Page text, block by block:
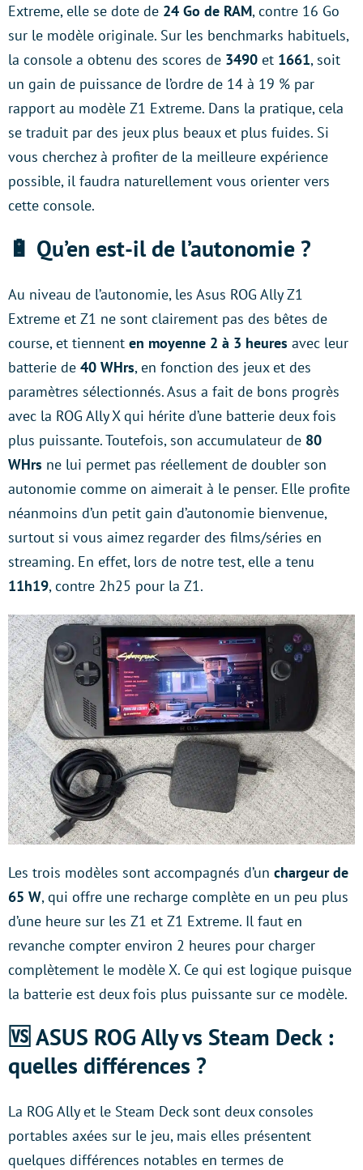
Extreme, elle se dote de 24 Go de RAM, contre 16 Go
sur le modèle originale. Sur les benchmarks habituels,
la console a obtenu des scores de 3490 et 1661, soit
un gain de puissance de l’ordre de 14 à 19 % par
rapport au modèle Z1 Extreme. Dans la pratique, cela
se traduit par des jeux plus beaux et plus fuides. Si
vous cherchez à profiter de la meilleure expérience
possible, il faudra naturellement vous orienter vers
cette console.
🔋 Qu’en est-il de l’autonomie ?
Au niveau de l’autonomie, les Asus ROG Ally Z1
Extreme et Z1 ne sont clairement pas des bêtes de
course, et tiennent en moyenne 2 à 3 heures avec leur
batterie de 40 WHrs, en fonction des jeux et des
paramètres sélectionnés. Asus a fait de bons progrès
avec la ROG Ally X qui hérite d’une batterie deux fois
plus puissante. Toutefois, son accumulateur de 80
WHrs ne lui permet pas réellement de doubler son
autonomie comme on aimerait à le penser. Elle profite
néanmoins d’un petit gain d’autonomie bienvenue,
surtout si vous aimez regarder des films/séries en
streaming. En effet, lors de notre test, elle a tenu
11h19, contre 2h25 pour la Z1.
Les trois modèles sont accompagnés d’un chargeur de
65 W, qui offre une recharge complète en un peu plus
d’une heure sur les Z1 et Z1 Extreme. Il faut en
revanche compter environ 2 heures pour charger
complètement le modèle X. Ce qui est logique puisque
la batterie est deux fois plus puissante sur ce modèle.
🆚 ASUS ROG Ally vs Steam Deck :
quelles différences ?
La ROG Ally et le Steam Deck sont deux consoles
portables axées sur le jeu, mais elles présentent
quelques différences notables en termes de